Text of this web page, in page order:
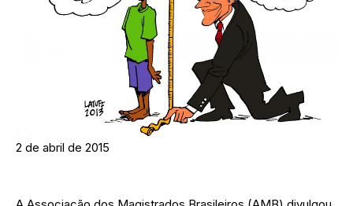
2 de abril de 2015